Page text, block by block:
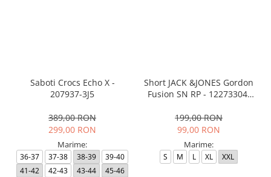
Saboti Crocs Echo X -
207937-3J5
389,00 RON
299,00 RON
Marime:
36-37 37-38 38-39
39-40
41-42
42-43 43-44
45-46
Short JACK &JONES Gordon
Fusion SN RP - 12273304-
199,00 RON
99,00 RON
Marime:
S M L XL XXL